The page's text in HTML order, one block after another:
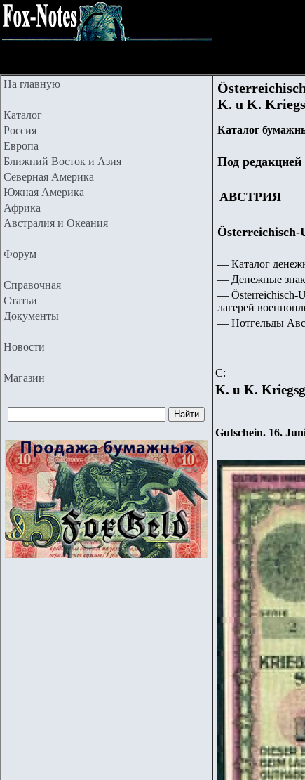
На главную
Каталог
Россия
Европа
Ближний Восток и Азия
Северная Америка
Южная Америка
Африка
Австралия и Океания
Форум
Справочная
Статьи
Документы
Новости
Магазин
K. u K.
Каталог
Под
АВСТРИЯ
— Каталог
— Денежные
— Österreichisch-
лагерей
— Нотгельды
C:
K. u K.
Gutschein. 16.